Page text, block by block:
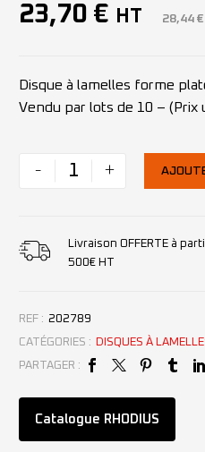
23,70 € HT 28,44 €
Disque à lamelles forme
Vendu par lots de 10 – (Prix
- +
Livraison OFFERTE à
500€ HT
REF : 202789
CATÉGORIES :
DISQUES À
PARTAGER :
Catalogue RHODIUS